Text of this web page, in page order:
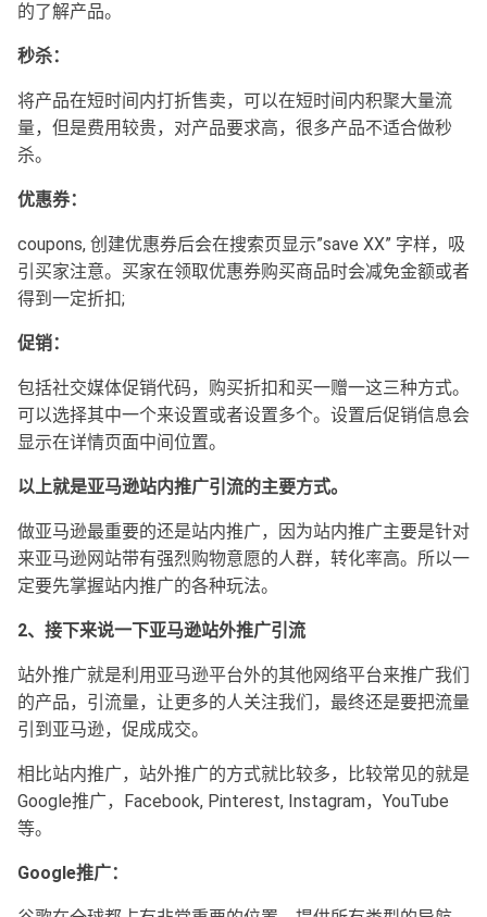
的了解产品。
秒杀：
将产品在短时间内打折售卖，可以在短时间内积聚大量流
量，但是费用较贵，对产品要求高，很多产品不适合做秒
杀。
优惠券：
coupons, 创建优惠券后会在搜索页显示”save XX” 字样，吸
引买家注意。买家在领取优惠券购买商品时会减免金额或者
得到一定折扣;
促销：
包括社交媒体促销代码，购买折扣和买一赠一这三种方式。
可以选择其中一个来设置或者设置多个。设置后促销信息会
显示在详情页面中间位置。
以上就是亚马逊站内推广引流的主要方式。
做亚马逊最重要的还是站内推广，因为站内推广主要是针对
来亚马逊网站带有强烈购物意愿的人群，转化率高。所以一
定要先掌握站内推广的各种玩法。
2、接下来说一下亚马逊站外推广引流
站外推广就是利用亚马逊平台外的其他网络平台来推广我们
的产品，引流量，让更多的人关注我们，最终还是要把流量
引到亚马逊，促成成交。
相比站内推广，站外推广的方式就比较多，比较常见的就是
Google推广，Facebook, Pinterest, Instagram，YouTube
等。
Google推广：